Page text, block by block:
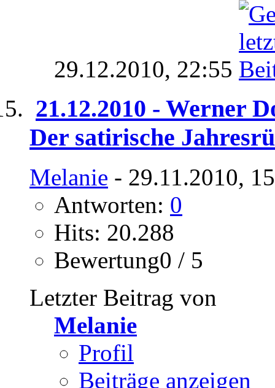
29.12.2010, 22:55
21.12.2010 - Werner
Der satirische
Melanie - 29.11.2010,
Antworten: 0
Hits: 20.288
Bewertung0 / 5
Letzter Beitrag von
Melanie
Profil
Beiträge anzeigen